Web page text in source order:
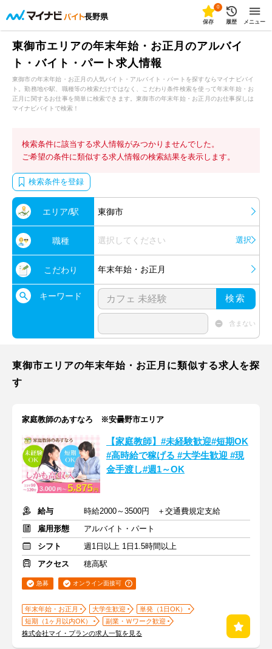
長野県
0
保存 履歴 メニュー
東御市エリアの年末年始・お正月のアルバイ
ト・バイト・パート求人情報
東御市の年末年始・お正月の人気バイト・アルバイト・パートを探すならマイナビバイ
ト。勤務地や駅、職種等の検索だけではなく、こだわり条件検索を使って年末年始・お
正月に関するお仕事を簡単に検索できます。東御市の年末年始・お正月のお仕事探しは
マイナビバイトで検索！
検索条件に該当する求人情報がみつかりませんでした。
ご希望の条件に類似する求人情報の検索結果を表示します。
検索条件を登録
エリア/駅 東御市
職種 選択してください 選択
こだわり 年末年始・お正月
キーワード 検索
含まない
東御市エリアの年末年始・お正月に類似する求人を探
す
家庭教師のあすなろ ※安曇野市エリア
【家庭教師】#未経験歓迎#短期OK
#高時給で稼げる #大学生歓迎 #現
金手渡し#週1～OK
給与
時給2000～3500円 ＋交通費規定支給
雇用形態
アルバイト・パート
シフト
週1日以上 1日1.5時間以上
アクセス
穂高駅
急募 オンライン面接可
年末年始・お正月 大学生歓迎
単発（1日OK）
短期（1ヶ月以内OK）
副業・Ｗワーク歓迎
株式会社マイ・プランの求人一覧を見る